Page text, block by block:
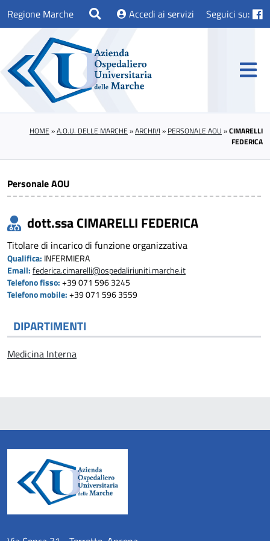
Regione Marche Accedi ai servizi Seguici su:
HOME »A.O.U. DELLE MARCHE »ARCHIVI » PERSONALE AOU »CIMARELLI
FEDERICA
Personale AOU
dott.ssa CIMARELLI FEDERICA
Titolare di incarico di funzione organizzativa
Qualifica: INFERMIERA
Email: federica.cimarelli@ospedaliriuniti.marche.it
Telefono fisso: +39 071 596 3245
Telefono mobile: +39 071 596 3559
DIPARTIMENTI
Medicina Interna